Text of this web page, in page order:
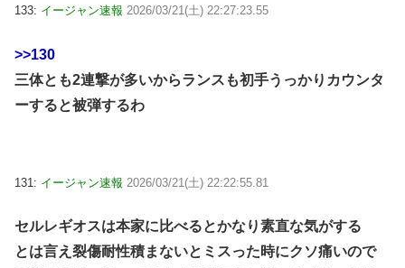
133: イージャン速報 2026/03/21(土) 22:27:23.55
>>130
三体とも2連撃が多いからランスも初手うっかりカウンタ
ーすると被弾するわ
131: イージャン速報 2026/03/21(土) 22:22:55.81
セルレギオスは本家に比べるとかなり素直な気がする
とは言え裂傷耐性積まないとミスった時にクソ痛いので